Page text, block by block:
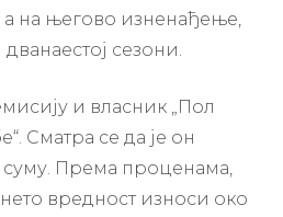
на његово изненађење,
дванаестој сезони.
и власник „Пол
Сматра се да је он
Према проценама,
вредност износи око